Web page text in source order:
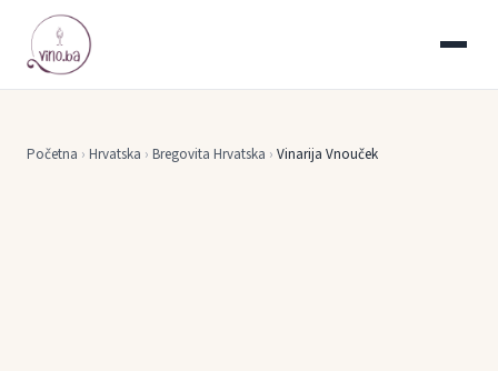
Početna › Hrvatska › Bregovita Hrvatska › Vinarija Vnouček